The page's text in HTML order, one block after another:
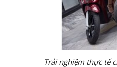
Trải nghiệm thực tế